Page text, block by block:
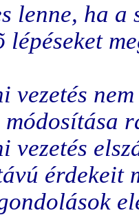
lenne, ha a
lépéseket
vezetés
módosítása
vezetés
érdekeit